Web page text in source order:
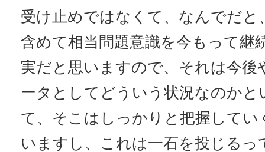
受け止めではなくて、なんでだと
含めて相当問題意識を今もって継
実だと思いますので、それは今後
ータとしてどういう状況なのかと
て、そこはしっかりと把握してい
いますし、これは一石を投じる